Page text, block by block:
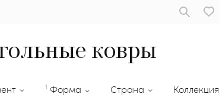
ковры
1 Форма Страна Коллекция